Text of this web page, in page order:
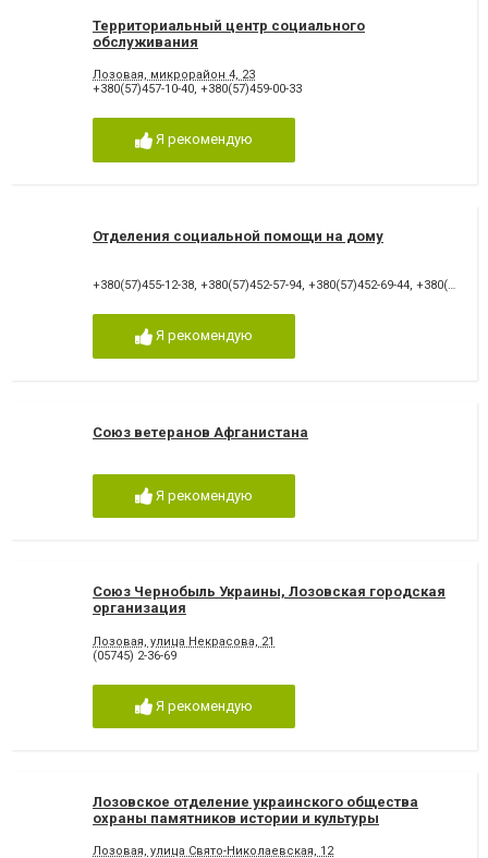
Территориальный центр социального
обслуживания
Лозовая, микрорайон 4, 23
+380(57)457-10-40, +380(57)459-00-33
Я рекомендую
Отделения социальной помощи на дому
+380(57)455-12-38, +380(57)452-57-94, +380(57)452-69-44, +380(50)221-00-25
Я рекомендую
Союз ветеранов Афганистана
Я рекомендую
Союз Чернобыль Украины, Лозовская городская
организация
Лозовая, улица Некрасова, 21
(05745) 2-36-69
Я рекомендую
Лозовское отделение украинского общества
охраны памятников истории и культуры
Лозовая, улица Свято-Николаевская, 12